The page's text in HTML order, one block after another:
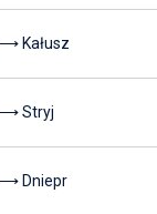
Kałusz
⟶ Stryj
⟶ Dniepr